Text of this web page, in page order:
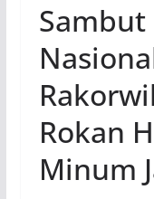
Sambut
Rokan
Minum